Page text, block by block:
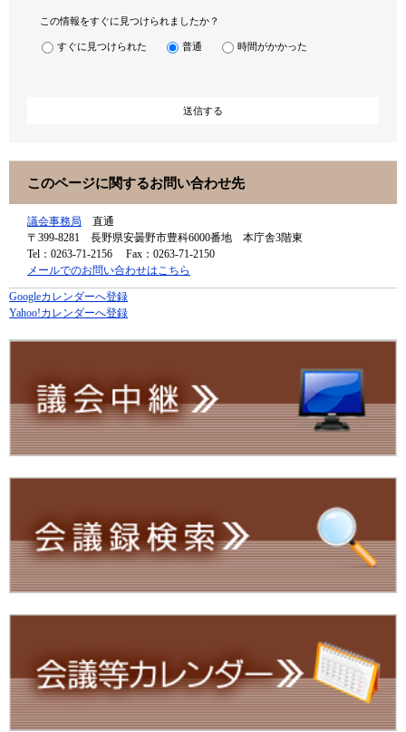
この情報をすぐに見つけられましたか？
すぐに見つけられた 普通 時間がかかった
このページに関するお問い合わせ先
議会事務局
直通
〒399-8281
長野県安曇野市豊科6000番地 本庁舎3階東
Tel：0263-71-2156
Fax：0263-71-2150
メールでのお問い合わせはこちら
Googleカレンダーへ登録
Yahoo!カレンダーへ登録